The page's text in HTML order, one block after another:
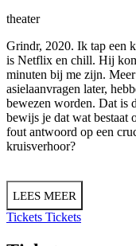
theater
Grindr, 2020. Ik tap een
is Netflix en chill. Hij
minuten bij me zijn.
asielaanvragen later,
bewezen worden. Dat is
bewijs je dat wat bestaat
fout antwoord op een
kruisverhoor?
LEES MEER
Tickets Tickets